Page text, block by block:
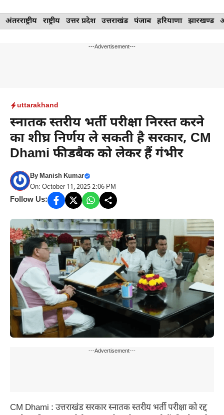
Skip
to
अंतरराष्ट्रीय राष्ट्रीय उत्तर प्रदेश उत्तराखंड पंजाब हरियाणा झारखण्ड
---Advertisement---
uttarakhand
स्नातक स्तरीय भर्ती परीक्षा निरस्त करने
का शीघ्र निर्णय ले सकती है सरकार, CM
Dhami फीडबैक को लेकर हैं गंभीर
ByManish Kumar
On: October 11, 2025 2:06 PM
Follow Us:
---Advertisement---
CM Dhami : उत्तराखंड सरकार स्नातक स्तरीय भर्ती परीक्षा को रद्द